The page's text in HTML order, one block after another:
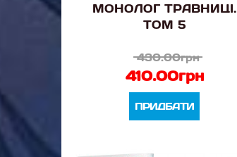
МОНОЛОГ ТРАВНИЦІ.
ТОМ 5
430.00грн
410.00грн
ПРИДБАТИ